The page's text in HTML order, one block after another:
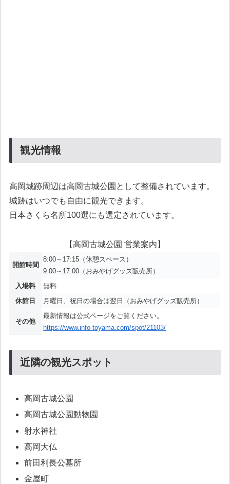
観光情報
高岡城跡周辺は高岡古城公園として整備されています。
城跡はいつでも自由に観光できます。
日本さくら名所100選にも選定されています。
【高岡古城公園 営業案内】
開館時間
8:00～17:15（休憩スペース）
9:00～17:00（おみやげグッズ販売所）
入場料
無料
休館日
月曜日、祝日の場合は翌日（おみやげグッズ販売所）
その他
最新情報は公式ページをご覧ください。
https://www.info-toyama.com/spot/21103/
近隣の観光スポット
高岡古城公園
高岡古城公園動物園
射水神社
高岡大仏
前田利長公墓所
金屋町